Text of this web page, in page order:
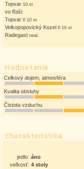
Topvar 10 st
vo fľaši:
Topvar fl 10 st
Velkopopovický Kozel fl 10 st
Radegast neal.
Hodnotenie
Celkový dojem, atmosféra
Kvalita obsluhy
Čistota vzduchu
Charakteristika
jedlo: áno
veľkosť: 4 stoly